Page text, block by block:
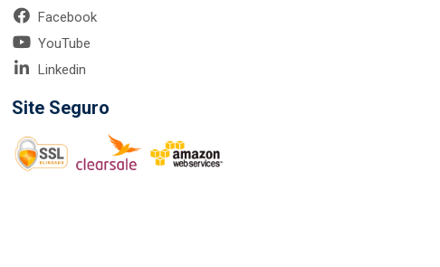
Facebook
YouTube
Linkedin
Site Seguro